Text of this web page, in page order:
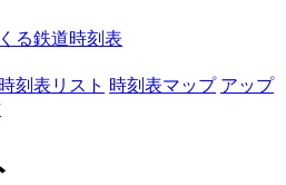
る鉄道時刻表
時刻表リスト 時刻表マップ アップ